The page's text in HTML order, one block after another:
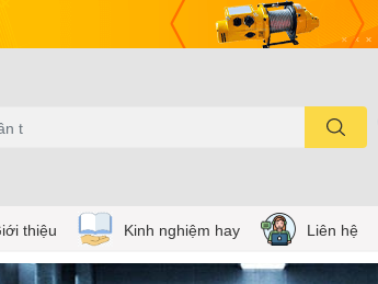
thiệu Kinh nghiệm hay Liên hệ